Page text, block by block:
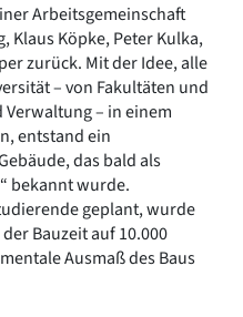
Arbeitsgemeinschaft
Klaus Köpke, Peter Kulka,
zurück. Mit der Idee, alle
– von Fakultäten und
– in einem
entstand ein
das bald als
bekannt wurde.
geplant, wurde
Bauzeit auf 10.000
Ausmaß des Baus